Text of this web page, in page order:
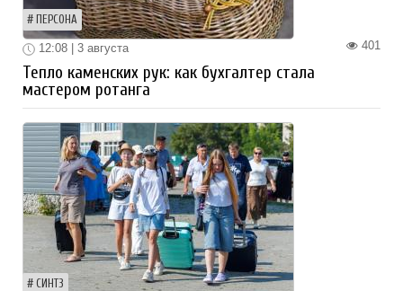
ПЕРСОНА
401
12:08 | 3 августа
Тепло каменских рук: как бухгалтер стала
мастером ротанга
СИНТЗ